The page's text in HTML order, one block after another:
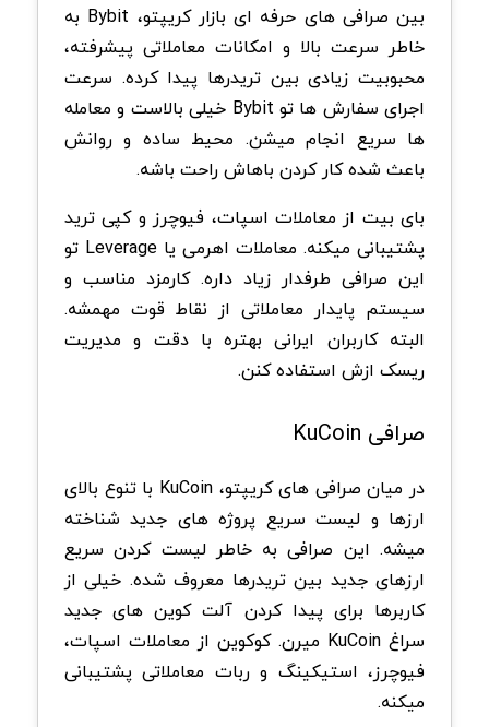
بین صرافی های حرفه ای بازار کریپتو، Bybit به
خاطر سرعت بالا و امکانات معاملاتی پیشرفته،
محبوبیت زیادی بین تریدرها پیدا کرده. سرعت
اجرای سفارش ها تو Bybit خیلی بالاست و معامله
ها سریع انجام میشن. محیط ساده و روانش
باعث شده کار کردن باهاش راحت باشه.
بای بیت از معاملات اسپات، فیوچرز و کپی ترید
پشتیبانی میکنه. معاملات اهرمی یا Leverage تو
این صرافی طرفدار زیاد داره. کارمزد مناسب و
سیستم پایدار معاملاتی از نقاط قوت مهمشه.
البته کاربران ایرانی بهتره با دقت و مدیریت
ریسک ازش استفاده کنن.
صرافی KuCoin
در میان صرافی های کریپتو، KuCoin با تنوع بالای
ارزها و لیست سریع پروژه های جدید شناخته
میشه. این صرافی به خاطر لیست کردن سریع
ارزهای جدید بین تریدرها معروف شده. خیلی از
کاربرها برای پیدا کردن آلت کوین های جدید
سراغ KuCoin میرن. کوکوین از معاملات اسپات،
فیوچرز، استیکینگ و ربات معاملاتی پشتیبانی
میکنه.